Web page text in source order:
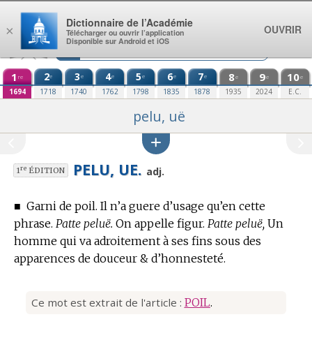
Aller au contenu
1 re
1694
2e
1718
3e
1740
4e
1762
5e
1798
6e
1835
7e
1878
8e
1935
9e
2024
10e
E.C.
pelu, uë
1reÉDITION PELU, UE. adj.
■ Garni de poil. Il n’a guere d’usage qu’en cette
phrase. Patte peluë. On appelle figur. Patte peluë, Un
homme qui va adroitement à ses fins sous des
apparences de douceur & d’honnesteté.
Ce mot est extrait de l'article : POIL.
×
Dictionnaire de l’Académie
Télécharger ou ouvrir l’application
Disponible sur Android et iOS
OUVRIR